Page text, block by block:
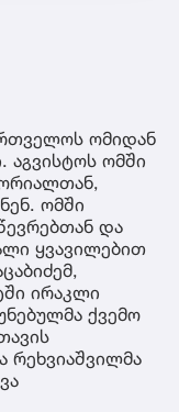
ომიდან
აგვისტოს ომში
ომში
და
ყვავილებით
ირაკლი
ქვემო
რეხვიაშვილმა